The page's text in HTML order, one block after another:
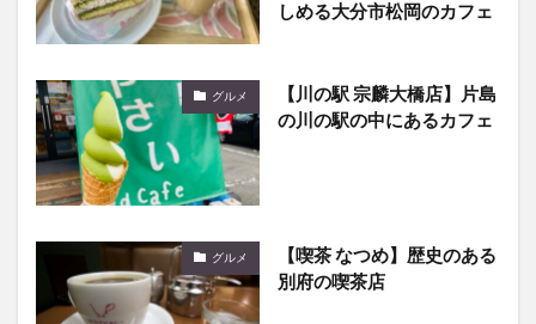
しめる大分市松岡のカフェ
グルメ
【川の駅 宗麟大橋店】片島
の川の駅の中にあるカフェ
グルメ
【喫茶 なつめ】歴史のある
別府の喫茶店